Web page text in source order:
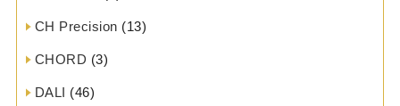
CH Precision (13)
CHORD (3)
DALI (46)